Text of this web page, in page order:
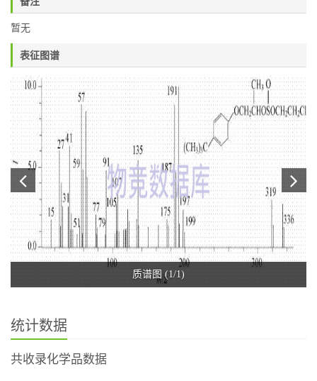
暂无
表征图谱
质谱图 (1/1)
统计数据
共收录化学品数据